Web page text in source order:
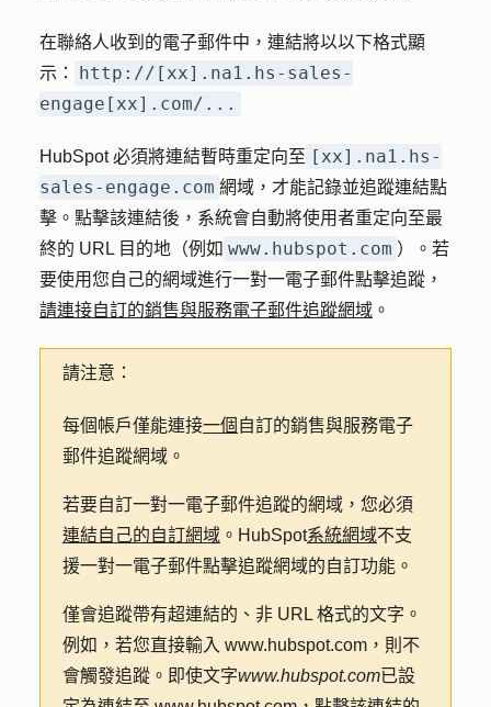
在聯絡人收到的電子郵件中，連結將以以下格式顯
示：
http://[xx].na1.hs-sales-
engage[xx].com/...
HubSpot 必須將連結暫時重定向至 [xx].na1.hs-
sales-engage.com 網域，才能記錄並追蹤連結點
擊。點擊該連結後，系統會自動將使用者重定向至最
終的 URL 目的地（例如 www.hubspot.com ）。若
要使用您自己的網域進行一對一電子郵件點擊追蹤，
請連接自訂的銷售與服務電子郵件追蹤網域 。
請注意：
每個帳戶僅能連接一個 自訂的銷售與服務電子
郵件追蹤網域。
若要自訂一對一電子郵件追蹤的網域，您必須
連結自己的自訂網域 。HubSpot系統網域不支
援一對一電子郵件點擊追蹤網域的自訂功能。
僅會追蹤帶有超連結的、非 URL 格式的文字。
例如，若您直接輸入 www.hubspot.com，則不
會觸發追蹤。即使文字www.hubspot.com已設